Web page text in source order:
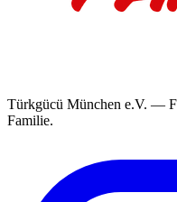
Türkgücü München e.V. —
Familie.